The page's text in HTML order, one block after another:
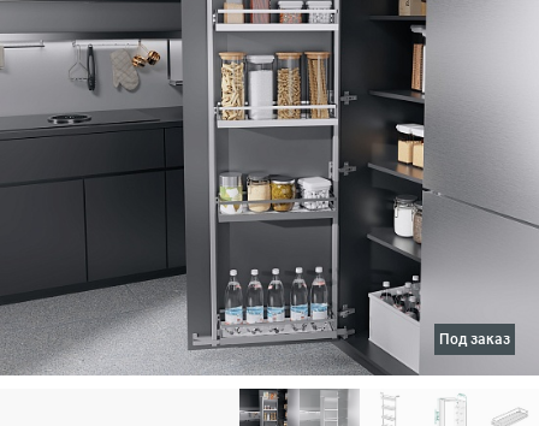
под заказ